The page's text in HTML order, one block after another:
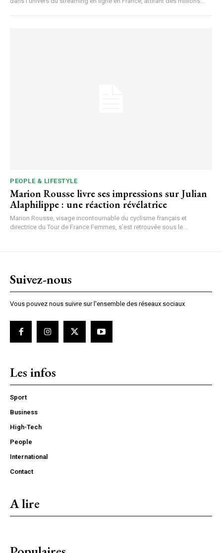
PEOPLE & LIFESTYLE
Marion Rousse livre ses impressions sur Julian
Alaphilippe : une réaction révélatrice
Marion Rousse, visage incontournable du cyclisme français et
directrice du Tour de France Femmes, s’est retrouvée sous le...
Suivez-nous
Vous pouvez nous suivre sur l'ensemble des réseaux sociaux
Les infos
Sport
Business
High-Tech
People
International
Contact
A lire